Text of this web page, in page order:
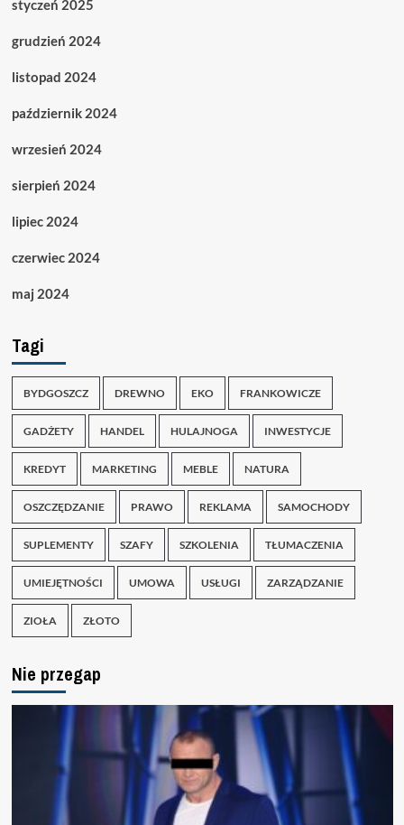
styczeń 2025
grudzień 2024
listopad 2024
październik 2024
wrzesień 2024
sierpień 2024
lipiec 2024
czerwiec 2024
maj 2024
Tagi
BYDGOSZCZ DREWNO EKO FRANKOWICZE
GADŻETY HANDEL HULAJNOGA INWESTYCJE
KREDYT MARKETING MEBLE NATURA
OSZCZĘDZANIE PRAWO REKLAMA SAMOCHODY
SUPLEMENTY SZAFY SZKOLENIA TŁUMACZENIA
UMIEJĘTNOŚCI UMOWA USŁUGI ZARZĄDZANIE
ZIOŁA ZŁOTO
Nie przegap